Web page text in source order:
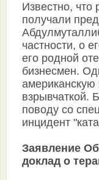
Известно, что
получали
частности, о
его родной
бизнесмен.
американскую
взрывчаткой.
поводу со
инцидент
Заявление
доклад о